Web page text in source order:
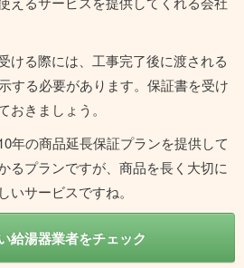
ける際には、工事完了後に渡される
する必要があります。保証書を受け
きましょう。
年の商品延長保証プランを提供して
るプランですが、商品を長く大切に
サービスですね。
給湯器業者をチェック